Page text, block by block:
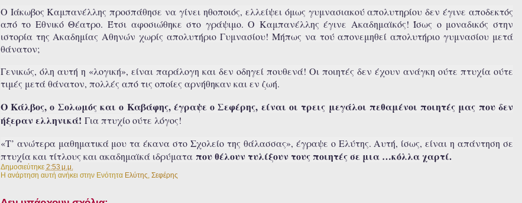
Ο Ιάκωβος Καμπανέλλης προσπάθησε να γίνει ηθοποιός, ελλείψει όμως γυμνασιακού απολυτηρίου δεν έγινε αποδεκτός
από το Εθνικό Θέατρο. Έτσι αφοσιώθηκε στο γράψιμο. Ο Καμπανέλλης έγινε Ακαδημαϊκός! Ίσως ο μοναδικός στην
ιστορία της Ακαδημίας Αθηνών χωρίς απολυτήριο Γυμνασίου! Μήπως να τού απονεμηθεί απολυτήριο γυμνασίου μετά
θάνατον;
Γενικώς, όλη αυτή η «λογική», είναι παράλογη και δεν οδηγεί πουθενά! Οι ποιητές δεν έχουν ανάγκη ούτε πτυχία ούτε
τιμές μετά θάνατον, πολλές από τις οποίες αρνήθηκαν και εν ζωή.
Ο Κάλβος, ο Σολωμός και ο Καβάφης, έγραψε ο Σεφέρης, είναι οι τρεις μεγάλοι πεθαμένοι ποιητές μας που δεν
ήξεραν ελληνικά! Για πτυχίο ούτε λόγος!
«Τ’ ανώτερα μαθηματικά μου τα έκανα στο Σχολείο της θάλασσας», έγραψε ο Ελύτης. Αυτή, ίσως, είναι η απάντηση σε
πτυχία και τίτλους και ακαδημαϊκά ιδρύματα που θέλουν τυλίξουν τους ποιητές σε μια …κόλλα χαρτί.
Δημοσιεύτηκε 2:53 μ.μ.
Η ανάρτηση αυτή ανήκει στην Ενότητα Ελύτης Σεφέρης